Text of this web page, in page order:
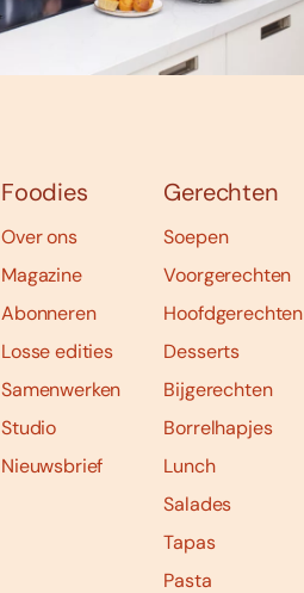
Foodies
Over ons
Magazine
Abonneren
Losse edities
Samenwerken
Studio
Nieuwsbrief
Gerechten
Soepen
Voorgerechten
Hoofdgerechten
Desserts
Bijgerechten
Borrelhapjes
Lunch
Salades
Tapas
Pasta